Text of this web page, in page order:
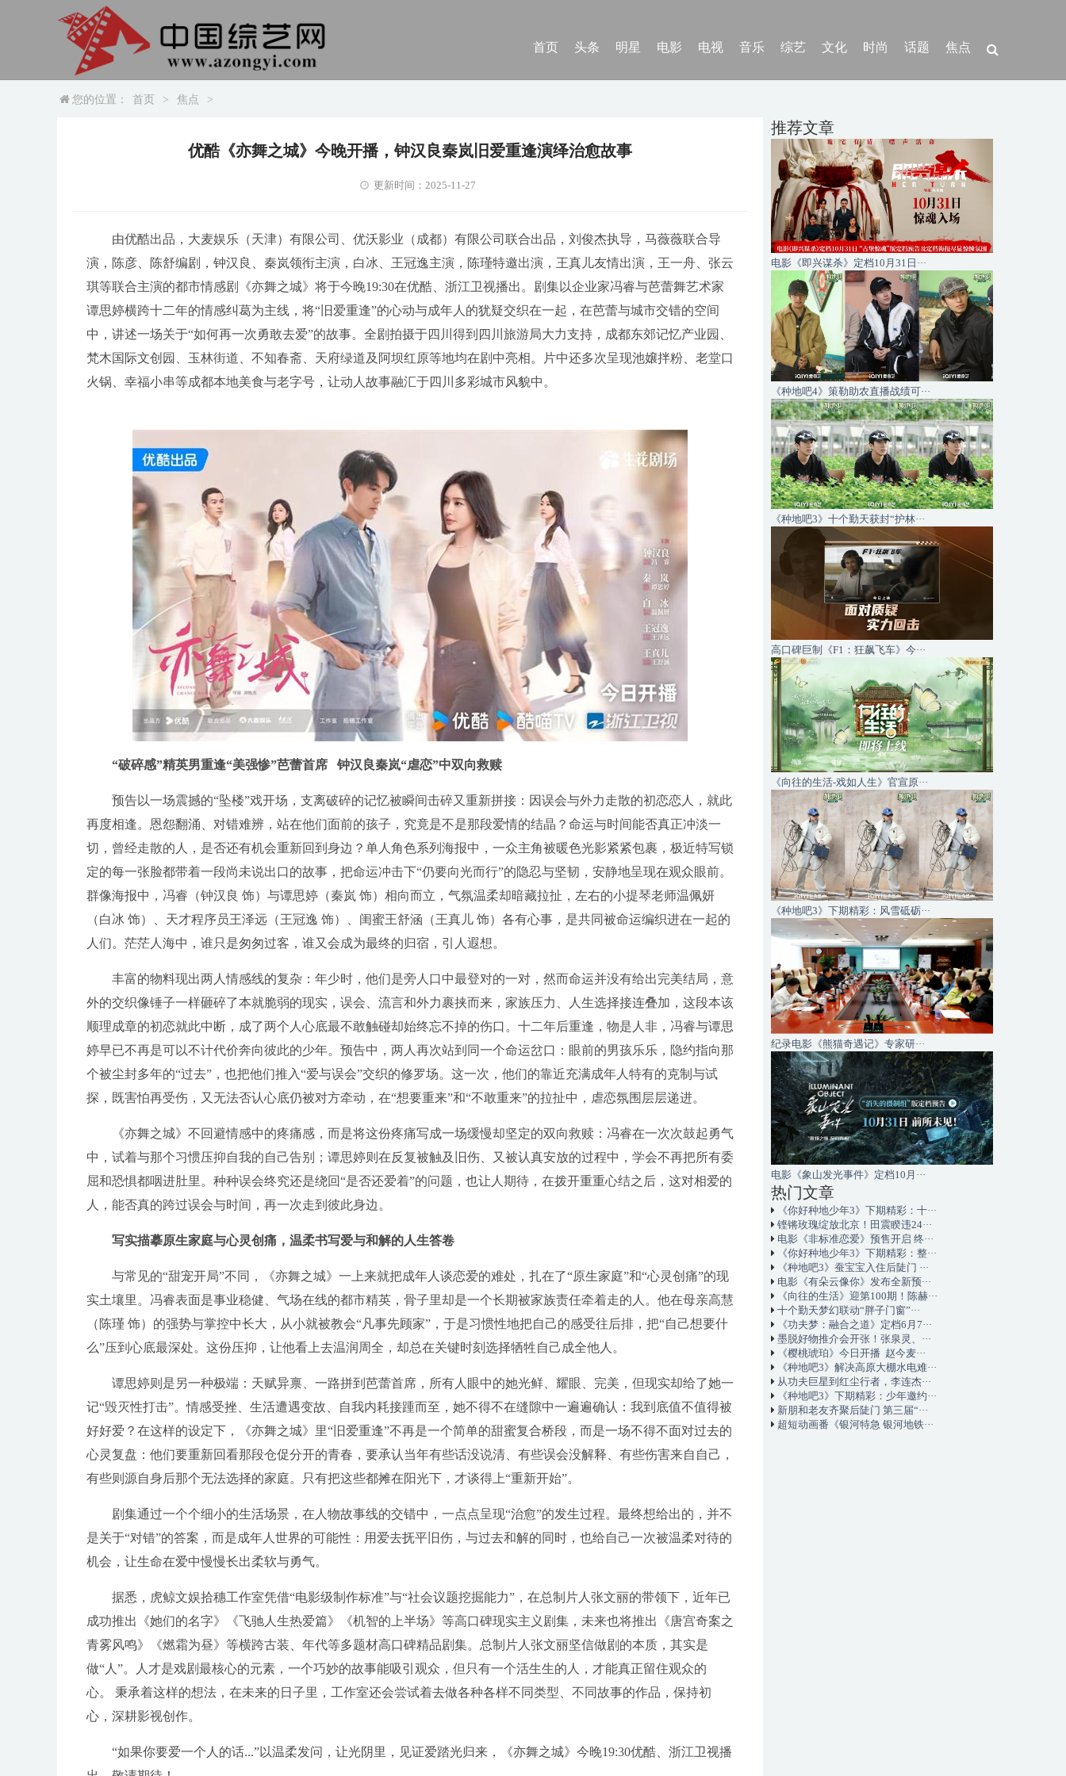
首页 头条 明星 电影 电视 音乐 综艺 文化 时尚 话题 焦点
您的位置： 首页 > 焦点 >
优酷《亦舞之城》今晚开播，钟汉良秦岚旧爱重逢演绎治愈故事
更新时间：2025-11-27
由优酷出品，大麦娱乐（天津）有限公司、优沃影业（成都）有限公司联合出品，刘俊杰执导，马薇薇联合导
演，陈彦、陈舒编剧，钟汉良、秦岚领衔主演，白冰、王冠逸主演，陈瑾特邀出演，王真儿友情出演，王一舟、张云
琪等联合主演的都市情感剧《亦舞之城》将于今晚19:30在优酷、浙江卫视播出。剧集以企业家冯睿与芭蕾舞艺术家
谭思婷横跨十二年的情感纠葛为主线，将“旧爱重逢”的心动与成年人的犹疑交织在一起，在芭蕾与城市交错的空间
中，讲述一场关于“如何再一次勇敢去爱”的故事。全剧拍摄于四川得到四川旅游局大力支持，成都东郊记忆产业园、
梵木国际文创园、玉林街道、不知春斋、天府绿道及阿坝红原等地均在剧中亮相。片中还多次呈现池嬢拌粉、老堂口
火锅、幸福小串等成都本地美食与老字号，让动人故事融汇于四川多彩城市风貌中。
“破碎感”精英男重逢“美强惨”芭蕾首席 钟汉良秦岚“虐恋”中双向救赎
预告以一场震撼的“坠楼”戏开场，支离破碎的记忆被瞬间击碎又重新拼接：因误会与外力走散的初恋恋人，就此
再度相逢。恩怨翻涌、对错难辨，站在他们面前的孩子，究竟是不是那段爱情的结晶？命运与时间能否真正冲淡一
切，曾经走散的人，是否还有机会重新回到身边？单人角色系列海报中，一众主角被暖色光影紧紧包裹，极近特写锁
定的每一张脸都带着一段尚未说出口的故事，把命运冲击下“仍要向光而行”的隐忍与坚韧，安静地呈现在观众眼前。
群像海报中，冯睿（钟汉良 饰）与谭思婷（秦岚 饰）相向而立，气氛温柔却暗藏拉扯，左右的小提琴老师温佩妍
（白冰 饰）、天才程序员王泽远（王冠逸 饰）、闺蜜王舒涵（王真儿 饰）各有心事，是共同被命运编织进在一起的
人们。茫茫人海中，谁只是匆匆过客，谁又会成为最终的归宿，引人遐想。
丰富的物料现出两人情感线的复杂：年少时，他们是旁人口中最登对的一对，然而命运并没有给出完美结局，意
外的交织像锤子一样砸碎了本就脆弱的现实，误会、流言和外力裹挟而来，家族压力、人生选择接连叠加，这段本该
顺理成章的初恋就此中断，成了两个人心底最不敢触碰却始终忘不掉的伤口。十二年后重逢，物是人非，冯睿与谭思
婷早已不再是可以不计代价奔向彼此的少年。预告中，两人再次站到同一个命运岔口：眼前的男孩乐乐，隐约指向那
个被尘封多年的“过去”，也把他们推入“爱与误会”交织的修罗场。这一次，他们的靠近充满成年人特有的克制与试
探，既害怕再受伤，又无法否认心底仍被对方牵动，在“想要重来”和“不敢重来”的拉扯中，虐恋氛围层层递进。
《亦舞之城》不回避情感中的疼痛感，而是将这份疼痛写成一场缓慢却坚定的双向救赎：冯睿在一次次鼓起勇气
中，试着与那个习惯压抑自我的自己告别；谭思婷则在反复被触及旧伤、又被认真安放的过程中，学会不再把所有委
屈和恐惧都咽进肚里。种种误会终究还是绕回“是否还爱着”的问题，也让人期待，在拨开重重心结之后，这对相爱的
人，能否真的跨过误会与时间，再一次走到彼此身边。
写实描摹原生家庭与心灵创痛，温柔书写爱与和解的人生答卷
与常见的“甜宠开局”不同，《亦舞之城》一上来就把成年人谈恋爱的难处，扎在了“原生家庭”和“心灵创痛”的现
实土壤里。冯睿表面是事业稳健、气场在线的都市精英，骨子里却是一个长期被家族责任牵着走的人。他在母亲高慧
（陈瑾 饰）的强势与掌控中长大，从小就被教会“凡事先顾家”，于是习惯性地把自己的感受往后排，把“自己想要什
么”压到心底最深处。这份压抑，让他看上去温润周全，却总在关键时刻选择牺牲自己成全他人。
谭思婷则是另一种极端：天赋异禀、一路拼到芭蕾首席，所有人眼中的她光鲜、耀眼、完美，但现实却给了她一
记“毁灭性打击”。情感受挫、生活遭遇变故、自我内耗接踵而至，她不得不在缝隙中一遍遍确认：我到底值不值得被
好好爱？在这样的设定下，《亦舞之城》里“旧爱重逢”不再是一个简单的甜蜜复合桥段，而是一场不得不面对过去的
心灵复盘：他们要重新回看那段仓促分开的青春，要承认当年有些话没说清、有些误会没解释、有些伤害来自自己，
有些则源自身后那个无法选择的家庭。只有把这些都摊在阳光下，才谈得上“重新开始”。
剧集通过一个个细小的生活场景，在人物故事线的交错中，一点点呈现“治愈”的发生过程。最终想给出的，并不
是关于“对错”的答案，而是成年人世界的可能性：用爱去抚平旧伤，与过去和解的同时，也给自己一次被温柔对待的
机会，让生命在爱中慢慢长出柔软与勇气。
据悉，虎鲸文娱拾穗工作室凭借“电影级制作标准”与“社会议题挖掘能力”，在总制片人张文丽的带领下，近年已
成功推出《她们的名字》《飞驰人生热爱篇》《机智的上半场》等高口碑现实主义剧集，未来也将推出《唐宫奇案之
青雾风鸣》《燃霜为昼》等横跨古装、年代等多题材高口碑精品剧集。总制片人张文丽坚信做剧的本质，其实是
做“人”。人才是戏剧最核心的元素，一个巧妙的故事能吸引观众，但只有一个活生生的人，才能真正留住观众的
心。 秉承着这样的想法，在未来的日子里，工作室还会尝试着去做各种各样不同类型、不同故事的作品，保持初
心，深耕影视创作。
“如果你要爱一个人的话...”以温柔发问，让光阴里，见证爱踏光归来，《亦舞之城》今晚19:30优酷、浙江卫视播
推荐文章
电影《即兴谋杀》定档10月31日···
《种地吧4》策勒助农直播战绩可···
《种地吧3》十个勤天获封“护林···
高口碑巨制《F1：狂飙飞车》今···
《向往的生活-戏如人生》官宣原···
《种地吧3》下期精彩：风雪砥砺···
纪录电影《熊猫奇遇记》专家研···
电影《象山发光事件》定档10月···
热门文章
《你好种地少年3》下期精彩：十···
铿锵玫瑰绽放北京！田震睽违24···
电影《非标准恋爱》预售开启 终···
《你好种地少年3》下期精彩：整···
《种地吧3》蚕宝宝入住后陡门 ···
电影《有朵云像你》发布全新预···
《向往的生活》迎第100期！陈赫···
十个勤天梦幻联动“胖子门窗”···
《功夫梦：融合之道》定档6月7···
墨脱好物推介会开张！张泉灵、···
《樱桃琥珀》今日开播 赵今麦···
《种地吧3》解决高原大棚水电难···
从功夫巨星到红尘行者，李连杰···
《种地吧3》下期精彩：少年邀约···
新朋和老友齐聚后陡门 第三届“···
超短动画番《银河特急 银河地铁···